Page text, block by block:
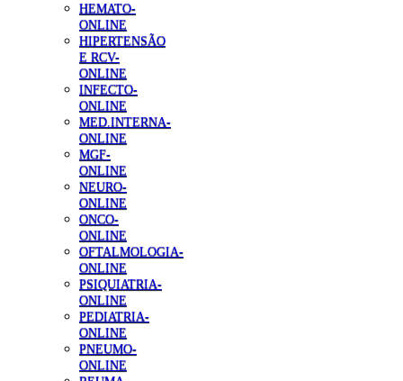
HEMATO-
ONLINE
HIPERTENSÃO
E RCV-
ONLINE
INFECTO-
ONLINE
MED.INTERNA-
ONLINE
MGF-
ONLINE
NEURO-
ONLINE
ONCO-
ONLINE
OFTALMOLOGIA-
ONLINE
PSIQUIATRIA-
ONLINE
PEDIATRIA-
ONLINE
PNEUMO-
ONLINE